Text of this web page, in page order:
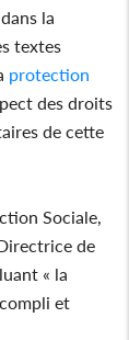
la
textes
protection
des droits
de cette
Sociale,
de
« la
et